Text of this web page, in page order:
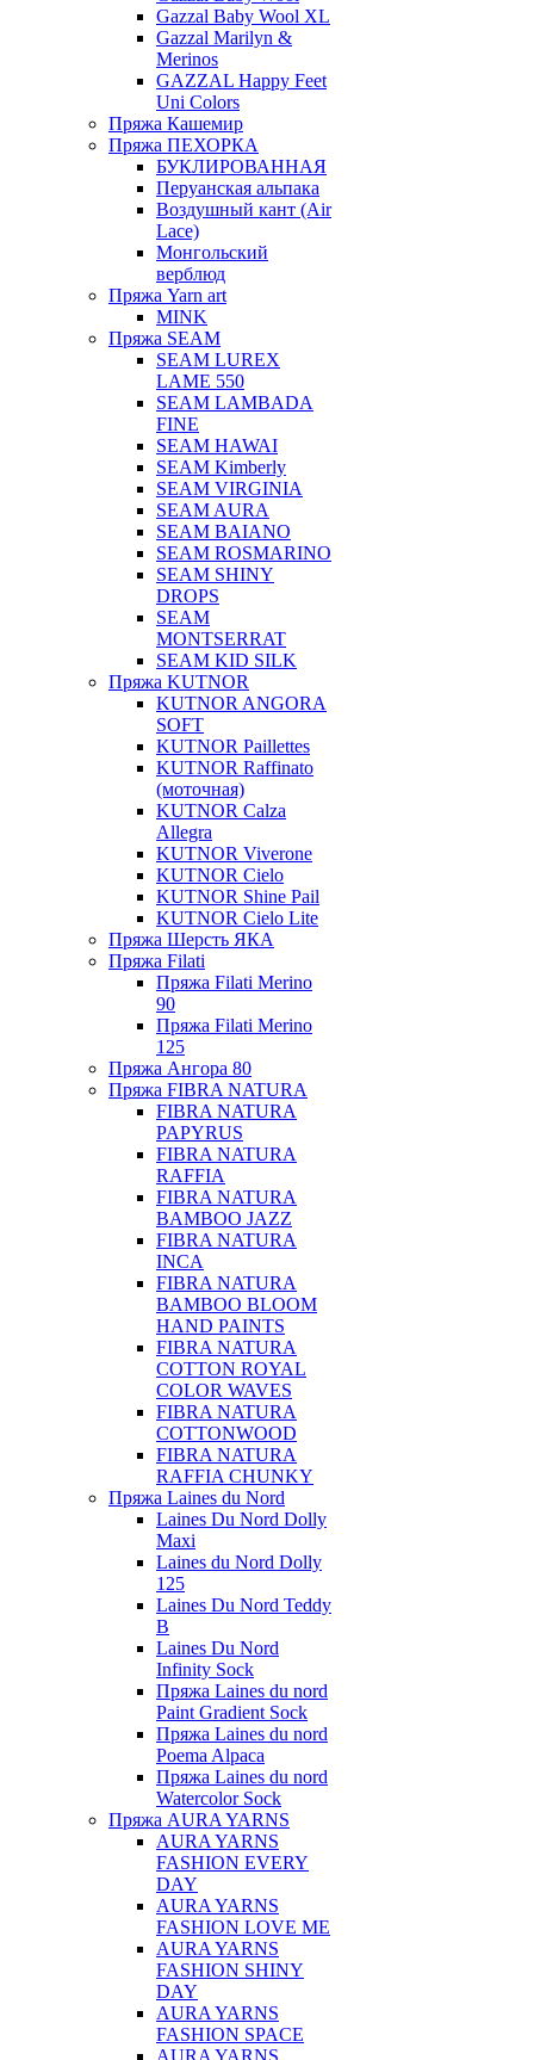
Gazzal Baby Wool XL
Gazzal Marilyn &
Merinos
GAZZAL Happy Feet
Uni Colors
Пряжа Кашемир
Пряжа ПЕХОРКА
БУКЛИРОВАННАЯ
Перуанская альпака
Воздушный кант (Air
Lace)
Монгольский
верблюд
Пряжа Yarn art
MINK
Пряжа SEAM
SEAM LUREX
LAME 550
SEAM LAMBADA
FINE
SEAM HAWAI
SEAM Kimberly
SEAM VIRGINIA
SEAM AURA
SEAM BAIANO
SEAM ROSMARINO
SEAM SHINY
DROPS
SEAM
MONTSERRAT
SEAM KID SILK
Пряжа KUTNOR
KUTNOR ANGORA
SOFT
KUTNOR Paillettes
KUTNOR Raffinato
(моточная)
KUTNOR Calza
Allegra
KUTNOR Viverone
KUTNOR Cielo
KUTNOR Shine Pail
KUTNOR Cielo Lite
Пряжа Шерсть ЯКА
Пряжа Filati
Пряжа Filati Merino
90
Пряжа Filati Merino
125
Пряжа Ангора 80
Пряжа FIBRA NATURA
FIBRA NATURA
PAPYRUS
FIBRA NATURA
RAFFIA
FIBRA NATURA
BAMBOO JAZZ
FIBRA NATURA
INCA
FIBRA NATURA
BAMBOO BLOOM
HAND PAINTS
FIBRA NATURA
COTTON ROYAL
COLOR WAVES
FIBRA NATURA
COTTONWOOD
FIBRA NATURA
RAFFIA CHUNKY
Пряжа Laines du Nord
Laines Du Nord Dolly
Maxi
Laines du Nord Dolly
125
Laines Du Nord Teddy
B
Laines Du Nord
Infinity Sock
Пряжа Laines du nord
Paint Gradient Sock
Пряжа Laines du nord
Poema Alpaca
Пряжа Laines du nord
Watercolor Sock
Пряжа AURA YARNS
AURA YARNS
FASHION EVERY
DAY
AURA YARNS
FASHION LOVE ME
AURA YARNS
FASHION SHINY
DAY
AURA YARNS
FASHION SPACE
AURA YARNS